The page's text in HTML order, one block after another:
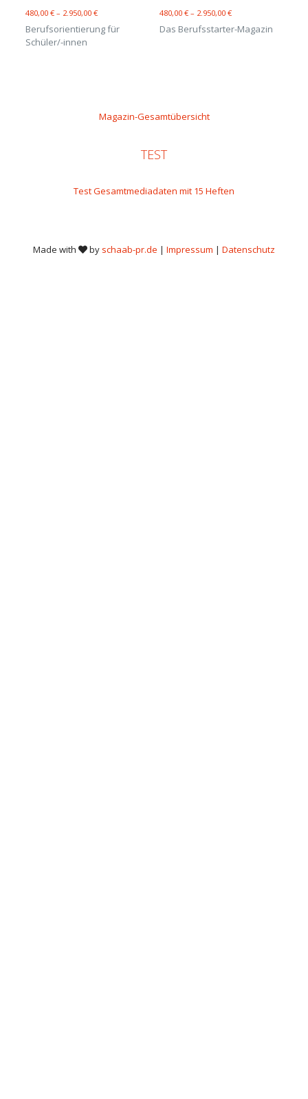
480,00 €– 2.950,00 €
Berufsorientierung für
Schüler/-innen
480,00 €– 2.950,00 €
Das Berufsstarter-Magazin
Magazin-Gesamtübersicht
TEST
Test Gesamtmediadaten mit 15 Heften
Made with by schaab-pr.de | Impressum | Datenschutz